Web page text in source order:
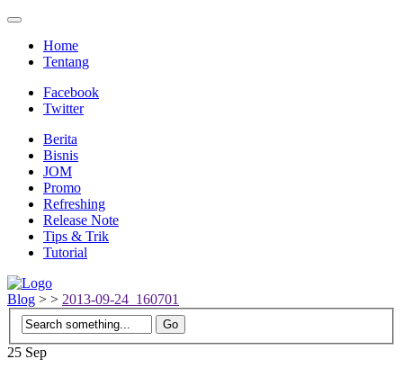
Home
Tentang
Facebook
Twitter
Berita
Bisnis
JOM
Promo
Refreshing
Release Note
Tips & Trik
Tutorial
Blog > > 2013-09-24_160701
25 Sep